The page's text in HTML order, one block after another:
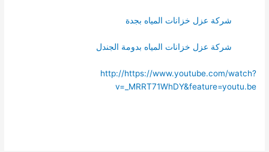
شركة عزل خزانات المياه بجدة
شركة عزل خزانات المياه بدومة الجندل
http://https://www.youtube.com/watch?
v=_MRRT71WhDY&feature=youtu.be